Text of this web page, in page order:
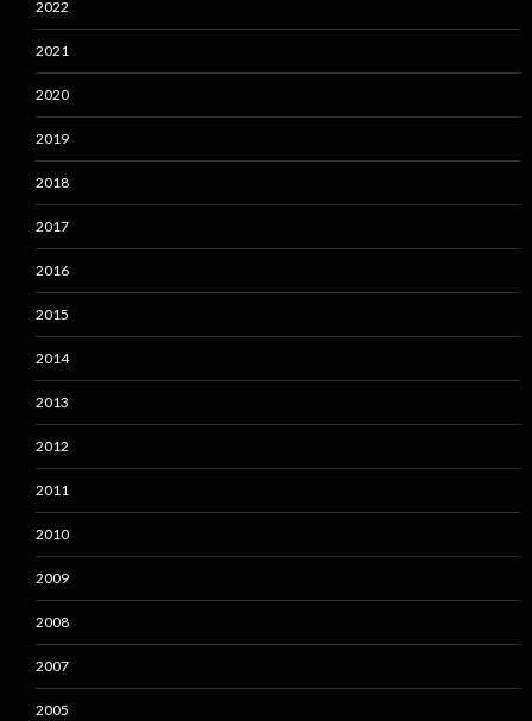
2022
2021
2020
2019
2018
2017
2016
2015
2014
2013
2012
2011
2010
2009
2008
2007
2005